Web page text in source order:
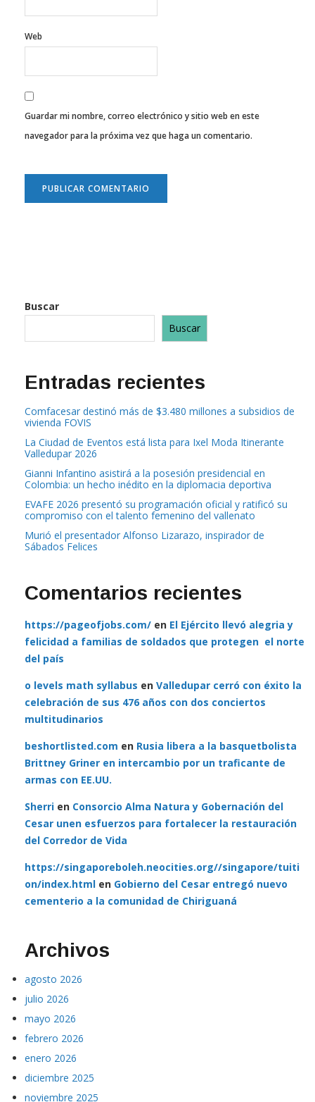
Web
Guardar mi nombre, correo electrónico y sitio web en este
navegador para la próxima vez que haga un comentario.
Buscar
Buscar
Entradas recientes
Comfacesar destinó más de $3.480 millones a subsidios de
vivienda FOVIS
La Ciudad de Eventos está lista para Ixel Moda Itinerante
Valledupar 2026
Gianni Infantino asistirá a la posesión presidencial en
Colombia: un hecho inédito en la diplomacia deportiva
EVAFE 2026 presentó su programación oficial y ratificó su
compromiso con el talento femenino del vallenato
Murió el presentador Alfonso Lizarazo, inspirador de
Sábados Felices
Comentarios recientes
https://pageofjobs.com/ en El Ejército llevó alegria y
felicidad a familias de soldados que protegen el norte
del país
o levels math syllabus en Valledupar cerró con éxito la
celebración de sus 476 años con dos conciertos
multitudinarios
beshortlisted.com en Rusia libera a la basquetbolista
Brittney Griner en intercambio por un traficante de
armas con EE.UU.
Sherri en Consorcio Alma Natura y Gobernación del
Cesar unen esfuerzos para fortalecer la restauración
del Corredor de Vida
https://singaporeboleh.neocities.org//singapore/tuiti
on/index.html en Gobierno del Cesar entregó nuevo
cementerio a la comunidad de Chiriguaná
Archivos
agosto 2026
julio 2026
mayo 2026
febrero 2026
enero 2026
diciembre 2025
noviembre 2025